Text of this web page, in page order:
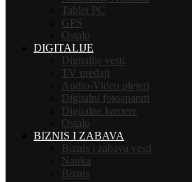
Tablet PC
GPS
Ostalo
DIGITALIJE
Digitalije vesti
TV uređaji
Audio-Video plejeri
Digitalni fotoaparati
Digitalne kamere
Ostalo
BIZNIS I ZABAVA
Biznis i zabava vesti
Nauka
Biznis